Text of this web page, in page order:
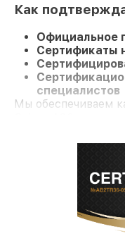
Как
Официальное
Сертификаты
специалистов
Мы обеспечиваем